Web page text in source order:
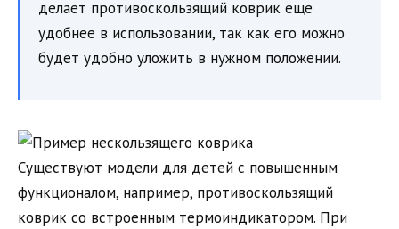
делает противоскользящий коврик еще
удобнее в использовании, так как его можно
будет удобно уложить в нужном положении.
Существуют модели для детей с повышенным
функционалом, например, противоскользящий
коврик со встроенным термоиндикатором. При